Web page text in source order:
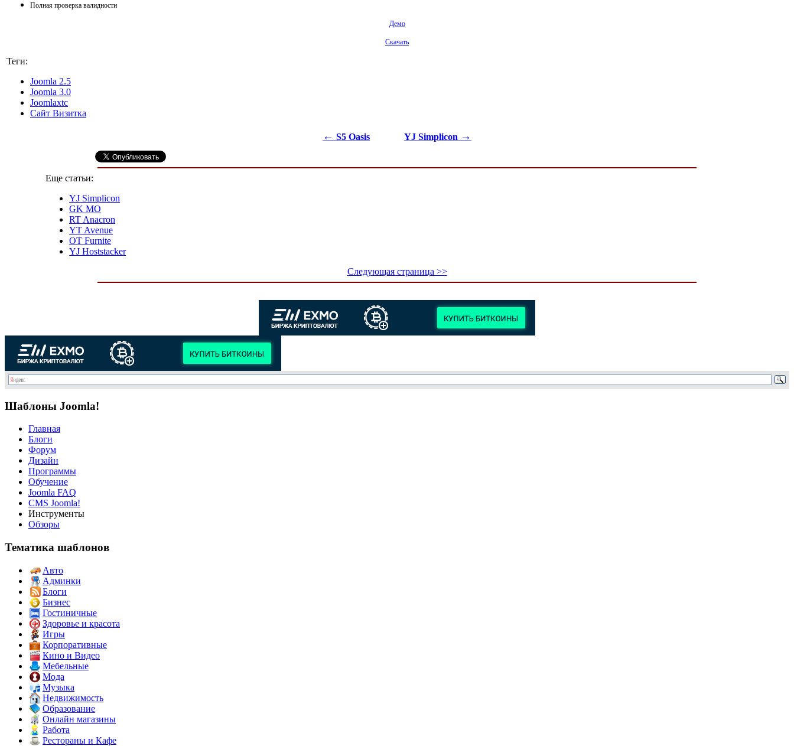
Полная проверка валидности
Демо
Скачать
Теги:
Joomla 2.5
Joomla 3.0
Joomlaxtc
Сайт Визитка
← S5 Oasis YJ Simplicon →
Еще статьи:
YJ Simplicon
GK MO
RT Anacron
YT Avenue
OT Furnite
YJ Hoststacker
Следующая страница >>
Шаблоны Joomla!
Главная
Блоги
Форум
Дизайн
Программы
Обучение
Joomla FAQ
CMS Joomla!
Инструменты
Обзоры
Тематика шаблонов
Авто
Админки
Блоги
Бизнес
Гостиничные
Здоровье и красота
Игры
Корпоративные
Кино и Видео
Мебельные
Мода
Музыка
Недвижимость
Образование
Онлайн магазины
Работа
Рестораны и Кафе